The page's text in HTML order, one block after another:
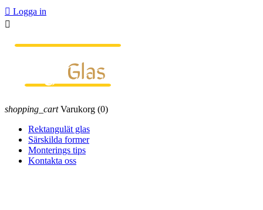
 Logga in

shopping_cart Varukorg (0)
Rektangulät glas
Särskilda former
Monterings tips
Kontakta oss